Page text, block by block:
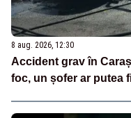
8 aug. 2026, 12:30
Accident grav în
foc, un șofer ar putea